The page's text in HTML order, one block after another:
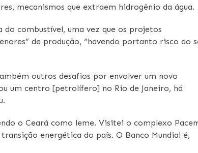
mecanismos que extraem hidrogênio da água.
combustível, uma vez que os projetos
de produção, “havendo portanto risco ao
outros desafios por envolver um novo
um centro [petrolífero] no Rio de Janeiro, há
o Ceará como leme. Visitei o complexo
energética do país. O Banco Mundial é,